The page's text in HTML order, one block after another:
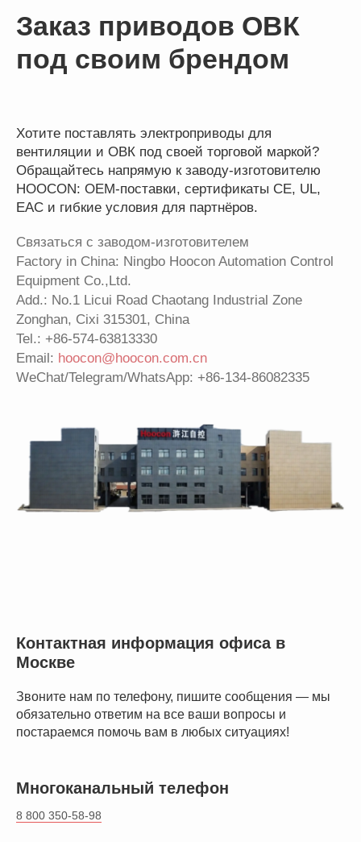
Заказ приводов ОВК
под своим брендом
Хотите поставлять электроприводы для
вентиляции и ОВК под своей торговой маркой?
Обращайтесь напрямую к заводу-изготовителю
HOOCON: OEM-поставки, сертификаты CE, UL,
EAC и гибкие условия для партнёров.
Связаться с заводом-изготовителем
Factory in China: Ningbo Hoocon Automation Control
Equipment Co.,Ltd.
Add.: No.1 Licui Road Chaotang Industrial Zone
Zonghan, Cixi 315301, China
Tel.: +86-574-63813330
Email: hoocon@hoocon.com.cn
WeChat/Telegram/WhatsApp: +86-134-86082335
Контактная информация офиса в
Москве
Звоните нам по телефону, пишите сообщения — мы
обязательно ответим на все ваши вопросы и
постараемся помочь вам в любых ситуациях!
Многоканальный телефон
8 800 350-58-98